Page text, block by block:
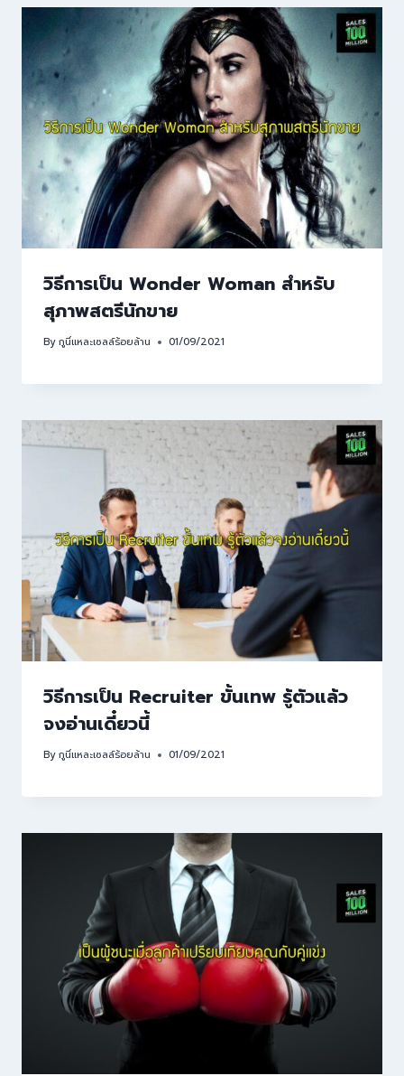
วิธีการเป็น Wonder Woman สำหรับ
สุภาพสตรีนักขาย
Byกูนี่แหละเซลล์ร้อยล้าน 01/09/2021
วิธีการเป็น Recruiter ขั้นเทพ รู้ตัวแล้ว
จงอ่านเดี๋ยวนี้
Byกูนี่แหละเซลล์ร้อยล้าน 01/09/2021